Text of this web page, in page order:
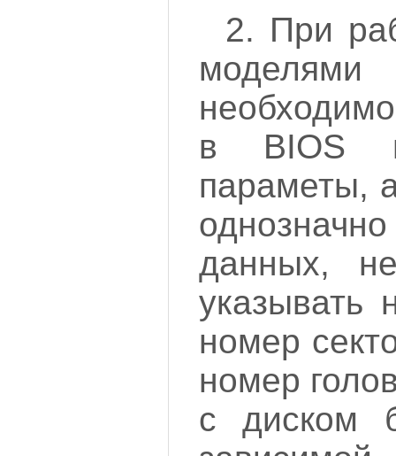
2. При
моделями
в BIOS
параметы,
данных,
указывать
номер
номер
с диском